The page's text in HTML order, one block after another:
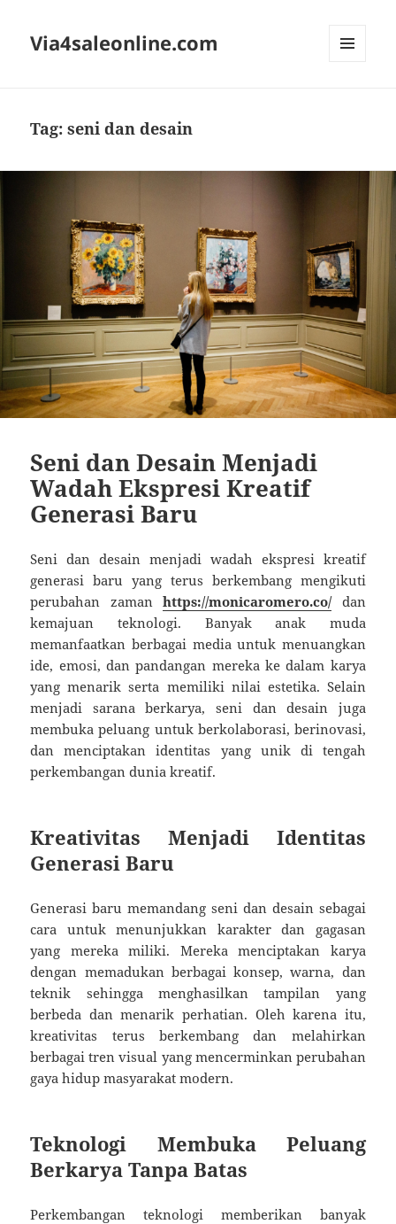
Via4saleonline.com
Tag:seni dan desain
Seni dan Desain Menjadi
Wadah Ekspresi Kreatif
Generasi Baru
Seni dan desain menjadi wadah ekspresi kreatif
generasi baru yang terus berkembang mengikuti
perubahan zamanhttps://monicaromero.co/dan
kemajuan teknologi. Banyak anak muda
memanfaatkan berbagai media untuk menuangkan
ide, emosi, dan pandangan mereka ke dalam karya
yang menarik serta memiliki nilai estetika. Selain
menjadi sarana berkarya, seni dan desain juga
membuka peluang untuk berkolaborasi, berinovasi,
dan menciptakan identitas yang unik di tengah
perkembangan dunia kreatif.
Kreativitas Menjadi Identitas
Generasi Baru
Generasi baru memandang seni dan desain sebagai
cara untuk menunjukkan karakter dan gagasan
yang mereka miliki. Mereka menciptakan karya
dengan memadukan berbagai konsep, warna, dan
teknik sehingga menghasilkan tampilan yang
berbeda dan menarik perhatian. Oleh karena itu,
kreativitas terus berkembang dan melahirkan
berbagai tren visual yang mencerminkan perubahan
gaya hidup masyarakat modern.
Teknologi Membuka Peluang
Berkarya Tanpa Batas
Perkembangan teknologi memberikan banyak